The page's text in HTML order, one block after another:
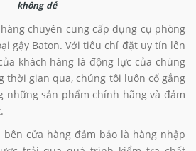
không dễ
chuyên cung cấp dụng cụ phòng
gậy Baton. Với tiêu chí đặt uy tín lên
khách hàng là động lực của chúng
thời gian qua, chúng tôi luôn cố gắng
những sản phẩm chính hãng và đảm
bên cửa hàng đảm bảo là hàng nhập